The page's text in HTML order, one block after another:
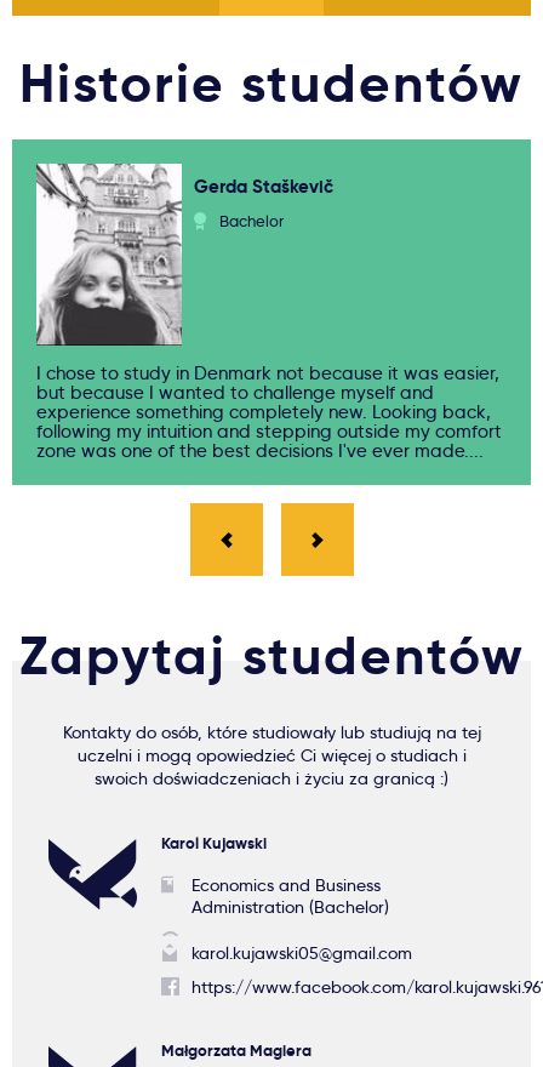
Historie studentów
Gerda Staškevič
Bachelor
I chose to study in Denmark not because it was easier,
but because I wanted to challenge myself and
experience something completely new. Looking back,
following my intuition and stepping outside my comfort
zone was one of the best decisions I've ever made....
Zapytaj studentów
Kontakty do osób, które studiowały lub studiują na tej
uczelni i mogą opowiedzieć Ci więcej o studiach i
swoich doświadczeniach i życiu za granicą :)
Karol Kujawski
Economics and Business
Administration (Bachelor)
karol.kujawski05@gmail.com
https://www.facebook.com/
Małgorzata Magiera